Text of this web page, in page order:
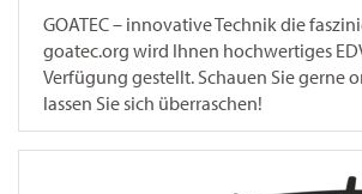
GOATEC – innovative Technik die
goatec.org wird Ihnen hochwertiges
Verfügung gestellt. Schauen Sie gerne
lassen Sie sich überraschen!